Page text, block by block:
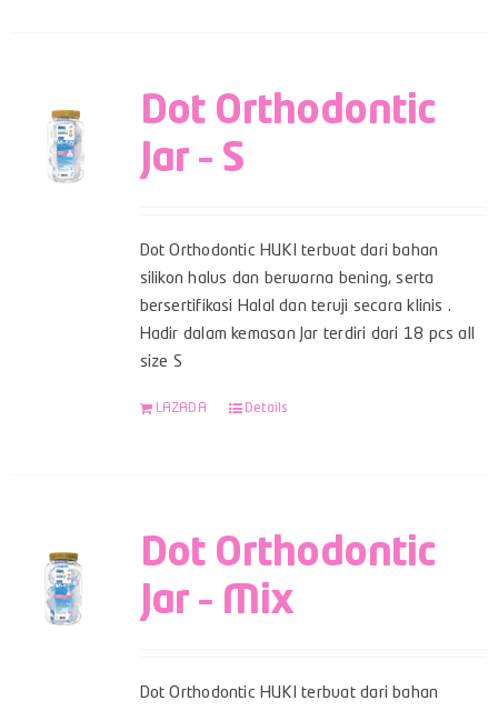
Dot Orthodontic
Jar – S
Dot Orthodontic HUKI terbuat dari bahan
silikon halus dan berwarna bening, serta
bersertifikasi Halal dan teruji secara klinis .
Hadir dalam kemasan Jar terdiri dari 18 pcs all
size S
LAZADA Details
Dot Orthodontic
Jar – Mix
Dot Orthodontic HUKI terbuat dari bahan